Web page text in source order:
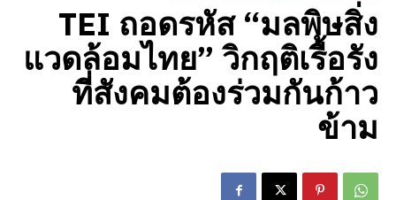
TEI ถอดรหัส “มลพิษสิ่ง
แวดล้อมไทย” วิกฤติเรื้อรัง
ที่สังคมต้องร่วมกันก้าว
ข้าม